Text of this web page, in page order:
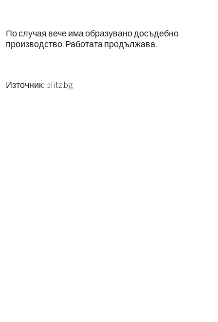
По случая вече има образувано досъдебно
производство. Работата продължава.
Източник: blitz.bg